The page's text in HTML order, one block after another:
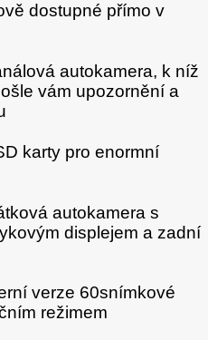
dostupné přímo v
autokamera, k níž
vám upozornění a
karty pro enormní
autokamera s
displejem a zadní
verze 60snímkové
režimem